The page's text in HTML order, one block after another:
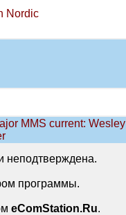
Nordic
MMS current: Wesley
неподтверждена.
программы.
eComStation.Ru.